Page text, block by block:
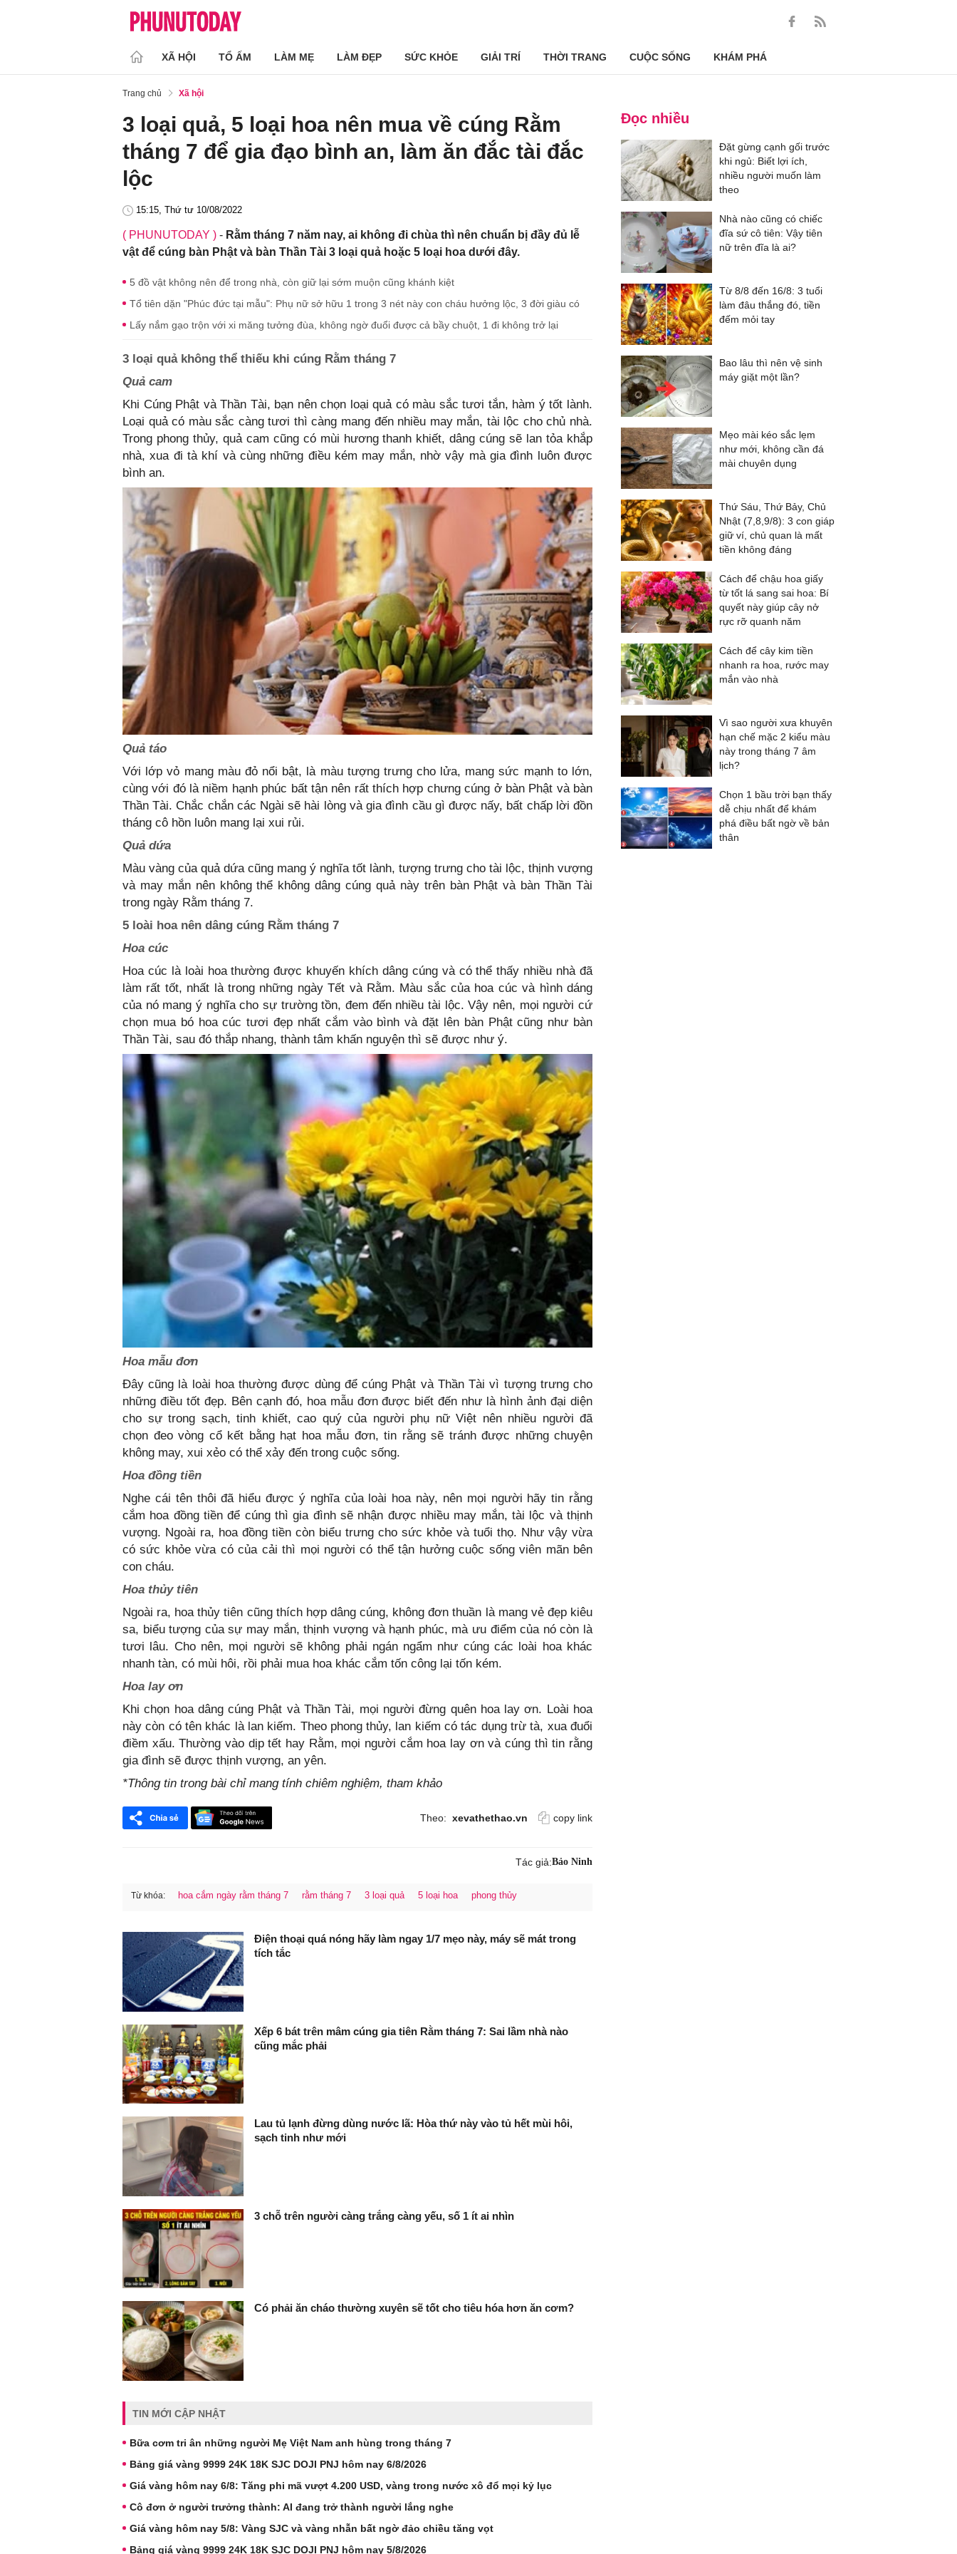
XÃ HỘI TỔ ẤM LÀM MẸ LÀM ĐẸP SỨC KHỎE GIẢI TRÍ THỜI TRANG CUỘC SỐNG KHÁM PHÁ
Trang chủ Xã hội
3 loại quả, 5 loại hoa nên mua về cúng Rằm
tháng 7 để gia đạo bình an, làm ăn đắc tài đắc
lộc
15:15, Thứ tư 10/08/2022
( PHUNUTODAY ) - Rằm tháng 7 năm nay, ai không đi chùa thì nên chuẩn bị đầy đủ lễ
vật để cúng bàn Phật và bàn Thần Tài 3 loại quả hoặc 5 loại hoa dưới đây.
5 đồ vật không nên để trong nhà, còn giữ lại sớm muộn cũng khánh kiệt
Tổ tiên dặn "Phúc đức tại mẫu": Phụ nữ sở hữu 1 trong 3 nét này con cháu hưởng lộc, 3 đời giàu có
Lấy nắm gạo trộn với xi măng tưởng đùa, không ngờ đuổi được cả bầy chuột, 1 đi không trở lại
3 loại quả không thể thiếu khi cúng Rằm tháng 7
Quả cam
Khi Cúng Phật và Thần Tài, bạn nên chọn loại quả có màu sắc tươi tắn, hàm ý tốt lành.
Loại quả có màu sắc càng tươi thì càng mang đến nhiều may mắn, tài lộc cho chủ nhà.
Trong phong thủy, quả cam cũng có mùi hương thanh khiết, dâng cúng sẽ lan tỏa khắp
nhà, xua đi tà khí và cùng những điều kém may mắn, nhờ vậy mà gia đình luôn được
bình an.
Quả táo
Với lớp vỏ mang màu đỏ nổi bật, là màu tượng trưng cho lửa, mang sức mạnh to lớn,
cùng với đó là niềm hạnh phúc bất tận nên rất thích hợp chưng cúng ở bàn Phật và bàn
Thần Tài. Chắc chắn các Ngài sẽ hài lòng và gia đình cầu gì được nấy, bất chấp lời đồn
tháng cô hồn luôn mang lại xui rủi.
Quả dứa
Màu vàng của quả dứa cũng mang ý nghĩa tốt lành, tượng trưng cho tài lộc, thịnh vượng
và may mắn nên không thể không dâng cúng quả này trên bàn Phật và bàn Thần Tài
trong ngày Rằm tháng 7.
5 loài hoa nên dâng cúng Rằm tháng 7
Hoa cúc
Hoa cúc là loài hoa thường được khuyến khích dâng cúng và có thể thấy nhiều nhà đã
làm rất tốt, nhất là trong những ngày Tết và Rằm. Màu sắc của hoa cúc và hình dáng
của nó mang ý nghĩa cho sự trường tồn, đem đến nhiều tài lộc. Vậy nên, mọi người cứ
chọn mua bó hoa cúc tươi đẹp nhất cắm vào bình và đặt lên bàn Phật cũng như bàn
Thần Tài, sau đó thắp nhang, thành tâm khấn nguyện thì sẽ được như ý.
Hoa mẫu đơn
Đây cũng là loài hoa thường được dùng để cúng Phật và Thần Tài vì tượng trưng cho
những điều tốt đẹp. Bên cạnh đó, hoa mẫu đơn được biết đến như là hình ảnh đại diện
cho sự trong sạch, tinh khiết, cao quý của người phụ nữ Việt nên nhiều người đã
chọn đeo vòng cổ kết bằng hạt hoa mẫu đơn, tin rằng sẽ tránh được những chuyện
không may, xui xẻo có thể xảy đến trong cuộc sống.
Hoa đồng tiền
Nghe cái tên thôi đã hiểu được ý nghĩa của loài hoa này, nên mọi người hãy tin rằng
cắm hoa đồng tiền để cúng thì gia đình sẽ nhận được nhiều may mắn, tài lộc và thịnh
vượng. Ngoài ra, hoa đồng tiền còn biểu trưng cho sức khỏe và tuổi thọ. Như vậy vừa
có sức khỏe vừa có của cải thì mọi người có thể tận hưởng cuộc sống viên mãn bên
con cháu.
Hoa thủy tiên
Ngoài ra, hoa thủy tiên cũng thích hợp dâng cúng, không đơn thuần là mang vẻ đẹp kiêu
sa, biểu tượng của sự may mắn, thịnh vượng và hạnh phúc, mà ưu điểm của nó còn là
tươi lâu. Cho nên, mọi người sẽ không phải ngán ngẩm như cúng các loài hoa khác
nhanh tàn, có mùi hôi, rồi phải mua hoa khác cắm tốn công lại tốn kém.
Hoa lay ơn
Khi chọn hoa dâng cúng Phật và Thần Tài, mọi người đừng quên hoa lay ơn. Loài hoa
này còn có tên khác là lan kiếm. Theo phong thủy, lan kiếm có tác dụng trừ tà, xua đuổi
điềm xấu. Thường vào dịp tết hay Rằm, mọi người cắm hoa lay ơn và cúng thì tin rằng
gia đình sẽ được thịnh vượng, an yên.
*Thông tin trong bài chỉ mang tính chiêm nghiệm, tham khảo
Theo: xevathethao.vn copy link
Tác giả:Bảo Ninh
Từ khóa: hoa cắm ngày rằm tháng 7 rằm tháng 7 3 loại quả 5 loại hoa phong thủy
Điện thoại quá nóng hãy làm ngay 1/7 mẹo này, máy sẽ mát trong
tích tắc
Xếp 6 bát trên mâm cúng gia tiên Rằm tháng 7: Sai lầm nhà nào
cũng mắc phải
Lau tủ lạnh đừng dùng nước lã: Hòa thứ này vào tủ hết mùi hôi,
sạch tinh như mới
3 chỗ trên người càng trắng càng yếu, số 1 ít ai nhìn
Có phải ăn cháo thường xuyên sẽ tốt cho tiêu hóa hơn ăn cơm?
TIN MỚI CẬP NHẬT
Bữa cơm tri ân những người Mẹ Việt Nam anh hùng trong tháng 7
Bảng giá vàng 9999 24K 18K SJC DOJI PNJ hôm nay 6/8/2026
Giá vàng hôm nay 6/8: Tăng phi mã vượt 4.200 USD, vàng trong nước xô đổ mọi kỷ lục
Cô đơn ở người trưởng thành: AI đang trở thành người lắng nghe
Giá vàng hôm nay 5/8: Vàng SJC và vàng nhẫn bất ngờ đảo chiều tăng vọt
Bảng giá vàng 9999 24K 18K SJC DOJI PNJ hôm nay 5/8/2026
Đọc nhiều
Đặt gừng cạnh gối trước
khi ngủ: Biết lợi ích,
nhiều người muốn làm
theo
Nhà nào cũng có chiếc
đĩa sứ cô tiên: Vậy tiên
nữ trên đĩa là ai?
Từ 8/8 đến 16/8: 3 tuổi
làm đâu thắng đó, tiền
đếm mỏi tay
Bao lâu thì nên vệ sinh
máy giặt một lần?
Mẹo mài kéo sắc lẹm
như mới, không cần đá
mài chuyên dụng
Thứ Sáu, Thứ Bảy, Chủ
Nhật (7,8,9/8): 3 con giáp
giữ ví, chủ quan là mất
tiền không đáng
Cách để chậu hoa giấy
từ tốt lá sang sai hoa: Bí
quyết này giúp cây nở
rực rỡ quanh năm
Cách để cây kim tiền
nhanh ra hoa, rước may
mắn vào nhà
Vì sao người xưa khuyên
hạn chế mặc 2 kiểu màu
này trong tháng 7 âm
lịch?
Chọn 1 bầu trời bạn thấy
dễ chịu nhất để khám
phá điều bất ngờ về bản
thân